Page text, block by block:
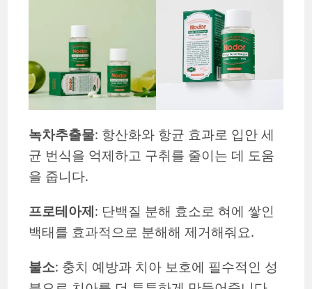
녹차추출물: 항산화와 항균 효과로 입안 세
균 번식을 억제하고 구취를 줄이는 데 도움
을 줍니다.
프로테아제: 단백질 분해 효소로 혀에 쌓인
백태를 효과적으로 분해해 제거해줘요.
불소: 충치 예방과 치아 보호에 필수적인 성